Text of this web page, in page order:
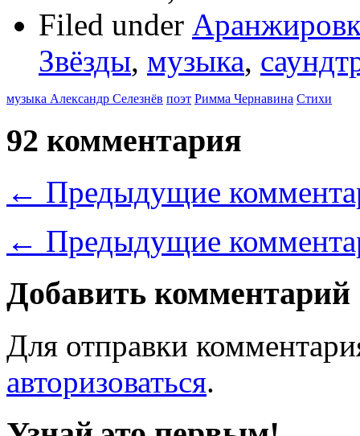
Filed under
Звёзды, музыка,
музыка Александр Селезнёв поэт Римма Чернавина Стихи
92 комментария
← Предыдущие
← Предыдущие
Добавить комментарий
Для отправки
авторизоваться.